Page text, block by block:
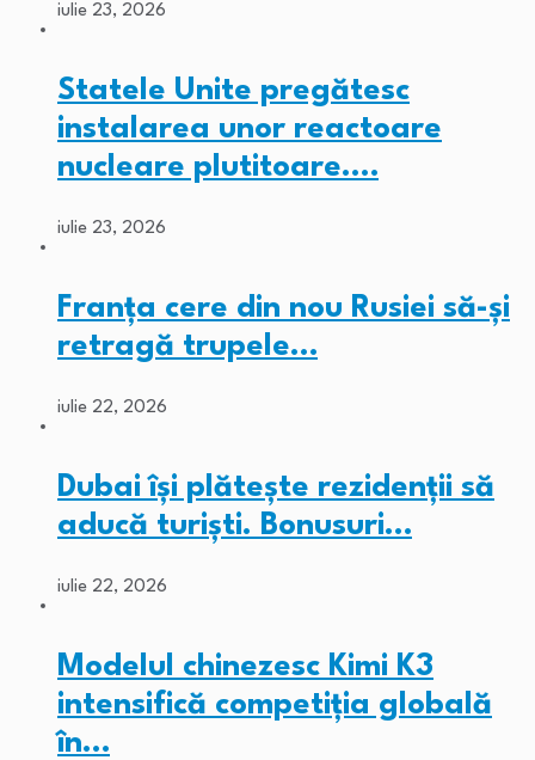
iulie 23, 2026
Statele Unite pregătesc
instalarea unor reactoare
nucleare plutitoare.…
iulie 23, 2026
Franța cere din nou Rusiei să-și
retragă trupele…
iulie 22, 2026
Dubai își plătește rezidenții să
aducă turiști. Bonusuri…
iulie 22, 2026
Modelul chinezesc Kimi K3
intensifică competiția globală
în…